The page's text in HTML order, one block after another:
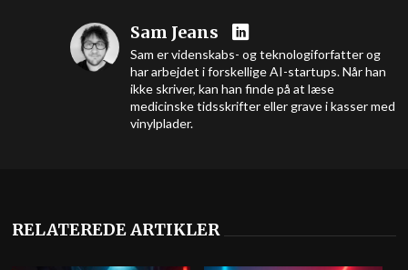
Sam Jeans
Sam er videnskabs- og teknologiforfatter og
har arbejdet i forskellige AI-startups. Når han
ikke skriver, kan han finde på at læse
medicinske tidsskrifter eller grave i kasser med
vinylplader.
RELATEREDE ARTIKLER